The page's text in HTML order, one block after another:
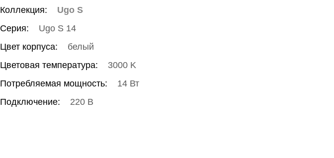
Коллекция:
Ugo S
Серия:
Ugo S 14
Цвет корпуса:
белый
Цветовая температура:
3000 K
Потребляемая мощность:
14 Вт
Подключение:
220 В